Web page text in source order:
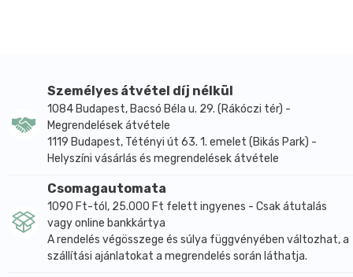
Személyes átvétel díj nélkül
1084 Budapest, Bacsó Béla u. 29. (Rákóczi tér) -
Megrendelések átvétele
1119 Budapest, Tétényi út 63. 1. emelet (Bikás Park) -
Helyszíni vásárlás és megrendelések átvétele
Csomagautomata
1090 Ft-tól, 25.000 Ft felett ingyenes - Csak átutalás
vagy online bankkártya
A rendelés végösszege és súlya függvényében változhat, a
szállítási ajánlatokat a megrendelés során láthatja.